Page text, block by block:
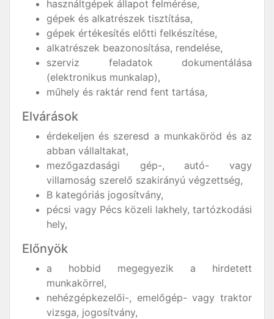
használtgépek állapot felmérése,
gépek és alkatrészek tisztítása,
gépek értékesítés előtti felkészítése,
alkatrészek beazonosítása, rendelése,
szerviz feladatok dokumentálása
(elektronikus munkalap),
műhely és raktár rend fent tartása,
Elvárások
érdekeljen és szeresd a munkaköröd és az
abban vállaltakat,
mezőgazdasági gép-, autó- vagy
villamoság szerelő szakirányú végzettség,
B kategóriás jogosítvány,
pécsi vagy Pécs közeli lakhely, tartózkodási
hely,
Előnyök
a hobbid megegyezik a hirdetett
munkakörrel,
nehézgépkezelői-, emelőgép- vagy traktor
vizsga, jogosítvány,